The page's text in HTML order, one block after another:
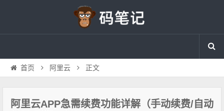
首页 阿里云 正文
阿里云APP急需续费功能详解（手动续费/自动